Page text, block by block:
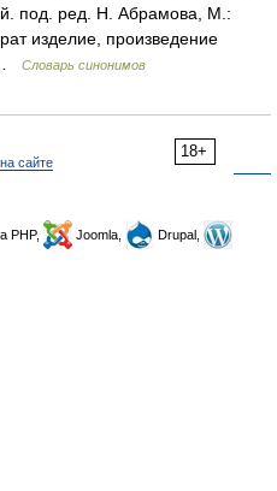
под. ред. Н. Абрамова, М.:
изделие, произведение
Словарь синонимов
18+
сайте
PHP, Joomla,
Drupal,